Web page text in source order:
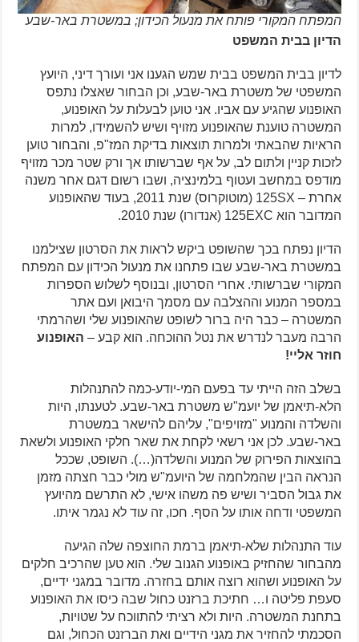
המפתח המקורי פותח את מנעול הכידון; במשטרת באר-שבע
הדיון בבית המשפט
לדיון בבית המשפט בבית שמש הגענו אני ועורך דיני, היועץ
המשפטי של משטרת באר-שבע, וכן הבחור שאצלו נתפס
האופנוע שהגיע עם אביו. אני טוען לבעלות על האופנוע,
המשטרה טוענת שהאופנוע מזויף ושיש להשמידו, למרות
הראיות שהבאתי ולמרות תוצאות בדיקת המז"פ, והבחור טוען
לזכות קניין ולתום לב, על אף שברשותו אך ורק שטר מכר מזויף
מודפס במחשב ועטוף בלמינציה, ושבו רשום דגם אחר משנה
אחרת – 125SX (מוטוקרוס) שנת 2011, בעוד שהאופנוע
המדובר הוא 125EXC (אנדורו) שנת 2010.
הדיון נפתח בכך שהשופט ביקש לראות את הסרטון שצילמנו
במשטרת באר-שבע שבו פתחנו את מנעול הכידון עם המפתח
המקורי שברשותי. אחרי הסרטון, ובנוסף לשלוש הספרות
במספר המנוע וההצלבה עם מסמך היבואן ועם אתר
המשטרה – כבר היה ברור לשופט שהאופנוע שלי ושהרמתי
הרבה מעבר לנדרש את נטל ההוכחה. הוא קבע – האופנוע
חוזר אליי!
בשלב הזה הייתי עד בפעם המי-יודע-כמה להתנהלות
הלא-תיאמן של יועמ"ש משטרת באר-שבע. לטענתו, היות
והשלדה והמנוע "מזויפים", עליהם להישאר במשטרת
באר-שבע. לכן אני רשאי לקחת את שאר חלקי האופנוע ולשאת
בהוצאות הפירוק של המנוע והשלדה(…). השופט, שככל
הנראה הבין שהמלחמה של היועמ"ש מולי כבר חצתה מזמן
את גבול הסביר ושיש פה משהו אישי, לא התרשם מהיועץ
המשפטי ודחה אותו על הסף. חכו, זה עוד לא נגמר איתו.
עוד התנהלות שלא-תיאמן ברמת החוצפה שלה הגיעה
מהבחור שהחזיק באופנוע הגנוב שלי. הוא טען שהרכיב חלקים
על האופנוע ושהוא רוצה אותם בחזרה. מדובר במגני ידיים,
סעפת פליטה ו… חתיכת ברזנט כחול שבה כיסו את האופנוע
בתחנת המשטרה. היות ולא רציתי להתווכח על שטויות,
הסכמתי להחזיר את מגני הידיים ואת הברזנט הכחול, וגם